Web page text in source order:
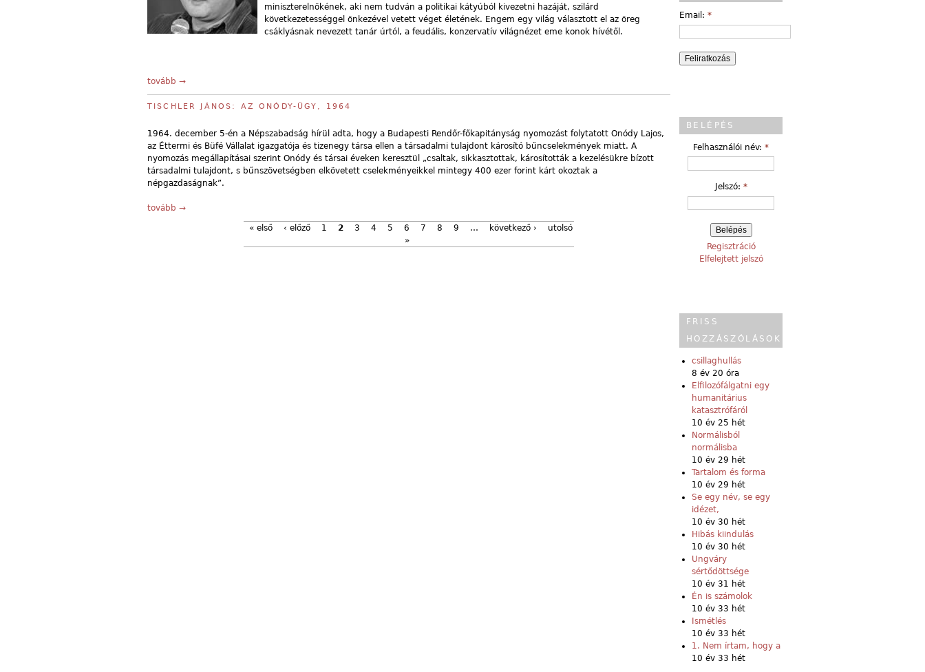
miniszterelnökének, aki nem tudván a politikai kátyúból kivezetni hazáját, szilárd
következetességgel önkezével vetett véget életének. Engem egy világ választott el az öreg
csáklyásnak nevezett tanár úrtól, a feudális, konzervatív világnézet eme konok hívétől.
tovább →
TISCHLER JÁNOS: AZ ONÓDY-ÜGY, 1964
1964. december 5-én a Népszabadság hírül adta, hogy a Budapesti Rendőr-főkapitányság nyomozást folytatott Onódy Lajos,
az Éttermi és Büfé Vállalat igazgatója és tizenegy társa ellen a társadalmi tulajdont károsító bűncselekmények miatt. A
nyomozás megállapításai szerint Onódy és társai éveken keresztül „csaltak, sikkasztottak, károsították a kezelésükre bízott
társadalmi tulajdont, s bűnszövetségben elkövetett cselekményeikkel mintegy 400 ezer forint kárt okoztak a
népgazdaságnak”.
tovább →
« első ‹ előző 1 2 3 4 5 6 7 8 9 … következő ›
utolsó
»
Email: *
BELÉPÉS
Felhasználói név: *
Jelszó: *
Regisztráció
Elfelejtett jelszó
FRISS
HOZZÁSZÓLÁSOK
csillaghullás
8 év 20 óra
Elfilozófálgatni egy
humanitárius
katasztrófáról
10 év 25 hét
Normálisból
normálisba
10 év 29 hét
Tartalom és forma
10 év 29 hét
Se egy név, se egy
idézet,
10 év 30 hét
Hibás kiindulás
10 év 30 hét
Ungváry
sértődöttsége
10 év 31 hét
Én is számolok
10 év 33 hét
Ismétlés
10 év 33 hét
1. Nem írtam, hogy a
10 év 33 hét